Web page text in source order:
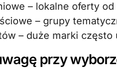
– lokalne oferty
– grupy
– duże marki
przy